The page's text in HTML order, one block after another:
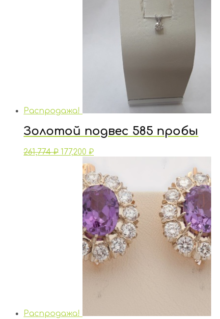
Распродажа!
Золотой подвес 585 пробы
261,774₽ 177,200 ₽
Распродажа!